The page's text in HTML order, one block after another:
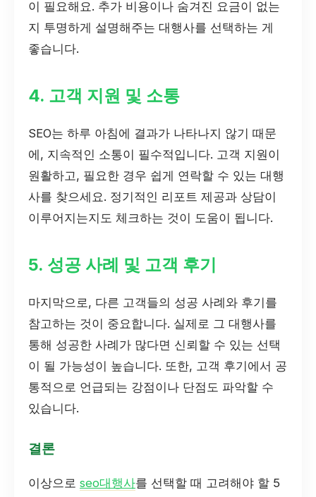
이 필요해요. 추가 비용이나 숨겨진 요금이 없는
지 투명하게 설명해주는 대행사를 선택하는 게
좋습니다.
4. 고객 지원 및 소통
SEO는 하루 아침에 결과가 나타나지 않기 때문
에, 지속적인 소통이 필수적입니다. 고객 지원이
원활하고, 필요한 경우 쉽게 연락할 수 있는 대행
사를 찾으세요. 정기적인 리포트 제공과 상담이
이루어지는지도 체크하는 것이 도움이 됩니다.
5. 성공 사례 및 고객 후기
마지막으로, 다른 고객들의 성공 사례와 후기를
참고하는 것이 중요합니다. 실제로 그 대행사를
통해 성공한 사례가 많다면 신뢰할 수 있는 선택
이 될 가능성이 높습니다. 또한, 고객 후기에서 공
통적으로 언급되는 강점이나 단점도 파악할 수
있습니다.
결론
이상으로 seo대행사를 선택할 때 고려해야 할 5